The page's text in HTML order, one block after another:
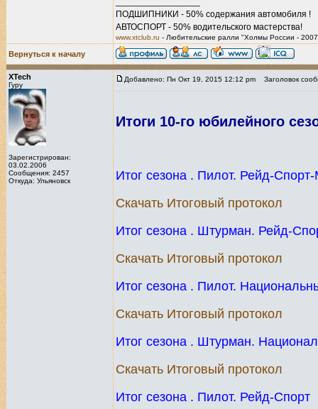
ПОДШИПНИКИ - 50% содержания автомобиля !
АВТОСПОРТ - 50% водительского мастерства!
www.xtclub.ru - Любительские ралли "Холмы России -
Вернуться к началу
XTech
Гуру
Зарегистрирован:
03.02.2006
Сообщения: 2457
Откуда: Ульяновск
Добавлено: Пн Окт 19, 2015 12:12 pm Заголовок
Итоги 10-го юбилейного
Итог сезона . Пилот. Рейд-
Скачать Итоговый протокол
Итог сезона . Штурман. Рейд-
Скачать Итоговый протокол
Итог сезона . Пилот.
Скачать Итоговый протокол
Итог сезона . Штурман.
Скачать Итоговый протокол
Итог сезона . Пилот. Рейд-Спорт